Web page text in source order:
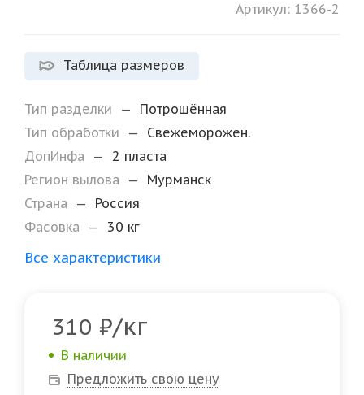
Артикул: 1366-2
Таблица размеров
Тип разделки —
Потрошённая
Тип обработки
—
Свежеморожен.
ДопИнфа
— 2 пласта
Регион вылова
—
Мурманск
Страна
—
Россия
Фасовка
— 30 кг
Все характеристики
310 ₽/кг
В наличии
Предложить свою цену